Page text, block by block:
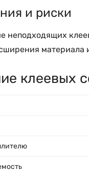
и риски
неподходящих
материала
клеевых